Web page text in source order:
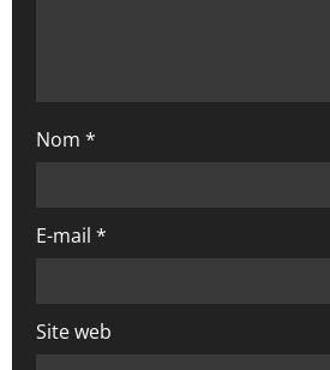
c
e
Nom *
E-mail *
Site web